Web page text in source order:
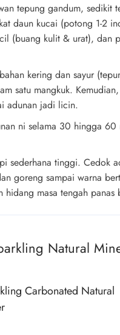
tepung gandum, sedikit
daun kucai (potong 1-2
(buang kulit & urat), dan
kering dan sayur
satu mangkuk.
adunan jadi licin.
ni selama 30 hingga
sederhana tinggi. Cedok
goreng sampai warna
masa tengah panas
Natural
Carbonated Natural